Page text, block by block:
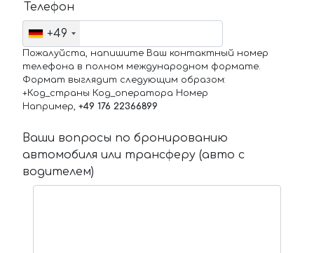
Телефон
+49
Пожалуйста, напишите Ваш контактный номер
телефона в полном международном формате.
Формат выглядит следующим образом:
+Код_страны Код_оператора Номер
Например, +49 176 22366899
Ваши вопросы по бронированию
автомобиля или трансферу (авто с
водителем)